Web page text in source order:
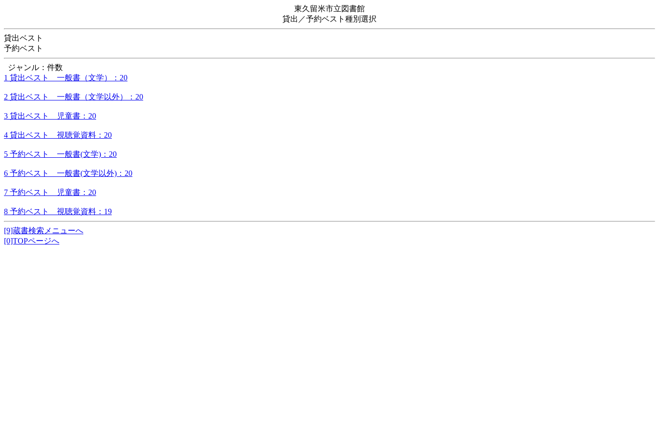
東久留米市立図書館
貸出／予約ベスト種別選択
貸出ベスト
予約ベスト
ジャンル：件数
1 貸出ベスト 一般書（文学）：20
2 貸出ベスト 一般書（文学以外）：20
3 貸出ベスト 児童書：20
4 貸出ベスト 視聴覚資料：20
5 予約ベスト 一般書(文学)：20
6 予約ベスト 一般書(文学以外)：20
7 予約ベスト 児童書：20
8 予約ベスト 視聴覚資料：19
[9]蔵書検索メニューへ
[0]TOPページへ